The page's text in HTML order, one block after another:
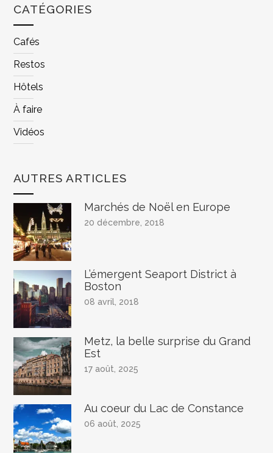
CATÉGORIES
Cafés
Restos
Hôtels
À faire
Vidéos
AUTRES ARTICLES
Marchés de Noël en Europe
20 décembre, 2018
L’émergent Seaport District à
Boston
08 avril, 2018
Metz, la belle surprise du Grand
Est
17 août, 2025
Au coeur du Lac de Constance
06 août, 2025